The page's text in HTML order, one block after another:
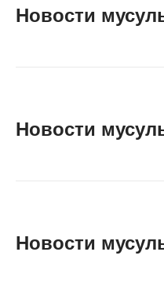
Новости
Новости
Новости